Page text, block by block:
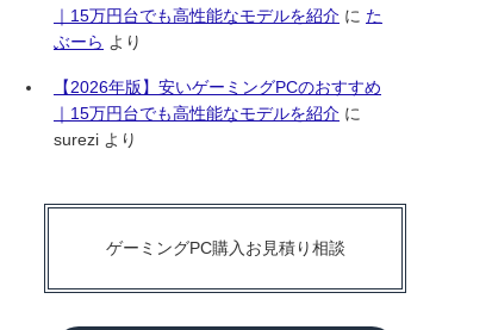
｜15万円台でも高性能なモデルを紹介 に た
ぶーら より
【2026年版】安いゲーミングPCのおすすめ
｜15万円台でも高性能なモデルを紹介 に
surezi より
ゲーミングPC購入お見積り相談